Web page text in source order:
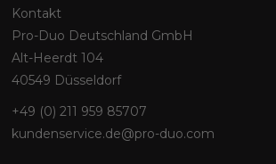
Kontakt
Pro-Duo Deutschland GmbH
Alt-Heerdt 104
40549 Düsseldorf
+49 (0) 211 959 85707
kundenservice.de@pro-duo.com